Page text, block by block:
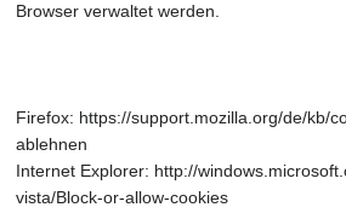
Browser verwaltet werden.
Firefox: https://support.mozilla.org/de/kb/
ablehnen
Internet Explorer: http://
vista/Block-or-allow-cookies